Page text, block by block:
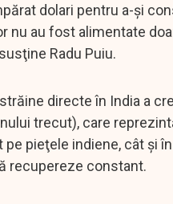
dolari pentru a-şi
nu au fost alimentate
Radu Puiu.
directe în India a
trecut), care
pe pieţele indiene, cât şi
recupereze constant.